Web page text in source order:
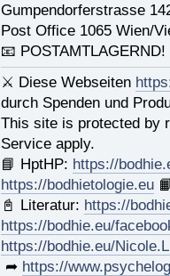
Gumpendorferstrasse
Post Office 1065 Wien/
📧 POSTAMTLAGERND!
⚔ Diese Webseiten
durch Spenden und
This site is protected by
Service apply.
📘 HptHP: https://
https://bodhietologie.eu
📓 Literatur: https://
https://bodhie.eu/
https://bodhie.eu/
➦ https://